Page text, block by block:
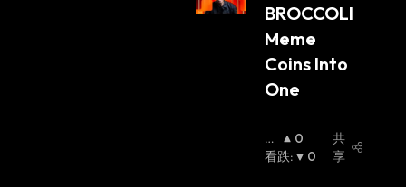
BROCCOLI
Meme
Coins Into
One
看
涨:
0
看跌: 0
共
享